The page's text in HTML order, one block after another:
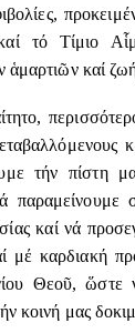
τό Τίμιο
ἁμαρτιῶν καί
τήν πίστη
παραμείνουμε
καί νά
μέ καρδιακή
Θεοῦ, ὥστε
κοινή μας